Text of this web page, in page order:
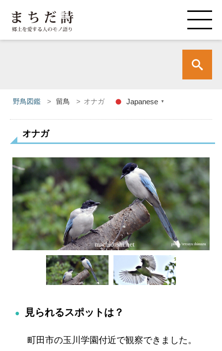
野鳥図鑑 > 留鳥 > オナガ Japanese ▼
オナガ
見られるスポットは？
町田市の玉川学園付近で観察できました。